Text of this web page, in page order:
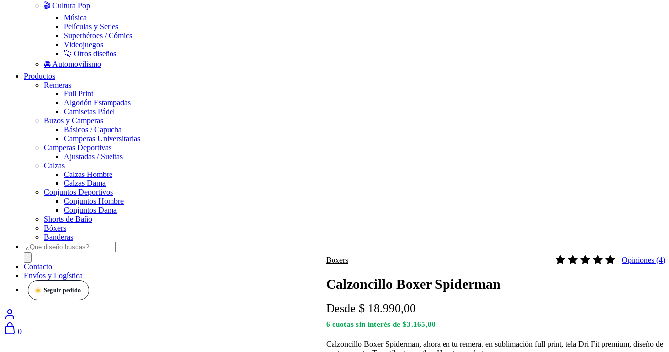
🎬 Cultura Pop
Música
Películas y Series
Superhéroes / Cómics
Videojuegos
🚀 Otros diseños
🚘 Automovilismo
Productos
Remeras
Full Print
Algodón Estampadas
Camisetas Pádel
Buzos y Camperas
Básicos / Capucha
Camperas Universitarias
Camperas Deportivas
Ajustadas / Sueltas
Calzas
Calzas Hombre
Calzas Dama
Conjuntos Deportivos
Conjuntos Hombre
Conjuntos Dama
Shorts de Baño
Bóxers
Banderas
Products
search
Contacto
Envíos y Logística
Seguir pedido
0
Boxers Opiniones (4)
Calzoncillo Boxer Spiderman
Desde $18.990,00
6 cuotas sin interés de $3.165,00
Calzoncillo Boxer Spiderman, ahora en tu remera. en sublimación full print, tela Dri Fit premium, diseño de